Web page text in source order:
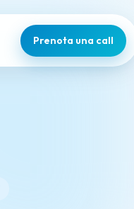
Prenota una call